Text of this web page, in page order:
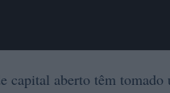
capital aberto têm tomado